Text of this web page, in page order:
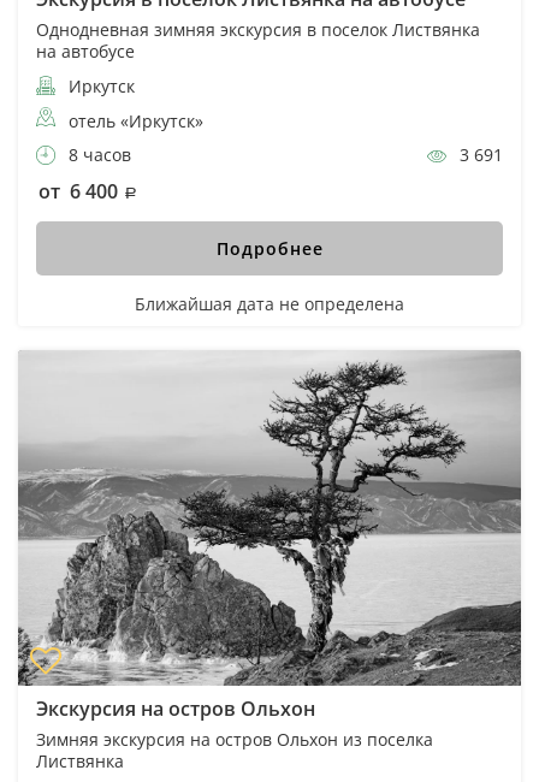
Однодневная зимняя экскурсия в поселок Листвянка
на автобусе
Иркутск
отель «Иркутск»
8 часов
3 691
от 6 400
Подробнее
Ближайшая дата не определена
Экскурсия на остров Ольхон
Зимняя экскурсия на остров Ольхон из поселка
Листвянка